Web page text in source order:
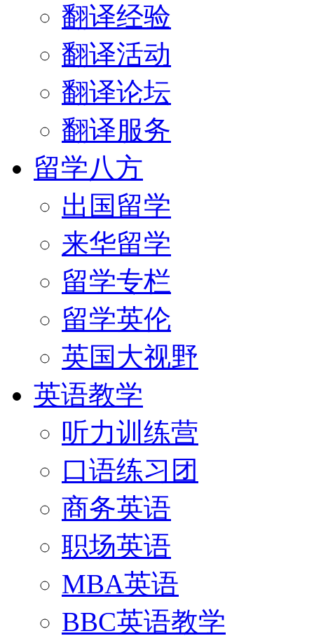
翻译经验
翻译活动
翻译论坛
翻译服务
留学八方
出国留学
来华留学
留学专栏
留学英伦
英国大视野
英语教学
听力训练营
口语练习团
商务英语
职场英语
MBA英语
BBC英语教学